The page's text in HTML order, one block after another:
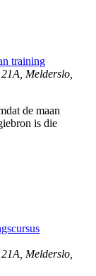
training
Melderslo,
de maan
is die
Melderslo,